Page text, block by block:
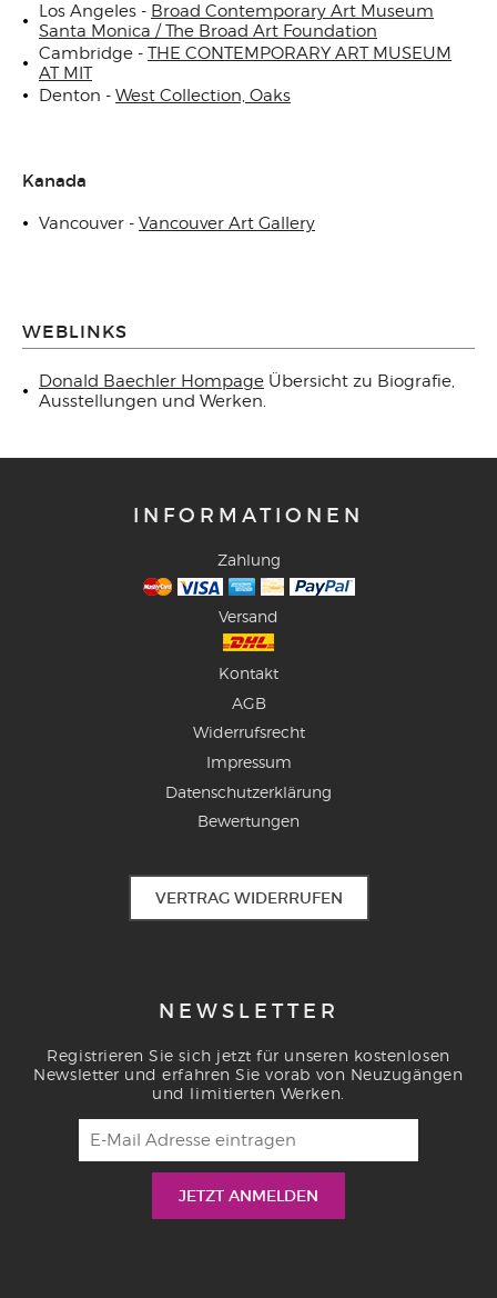
Los Angeles - Broad Contemporary Art Museum
Santa Monica / The Broad Art Foundation
Cambridge - THE CONTEMPORARY ART MUSEUM
AT MIT
Denton - West Collection, Oaks
Kanada
Vancouver - Vancouver Art Gallery
WEBLINKS
Donald Baechler Hompage Übersicht zu Biografie,
Ausstellungen und Werken.
INFORMATIONEN
Zahlung
Versand
Kontakt
AGB
Widerrufsrecht
Impressum
Datenschutzerklärung
Bewertungen
VERTRAG WIDERRUFEN
NEWSLETTER
Registrieren Sie sich jetzt für unseren kostenlosen
Newsletter und erfahren Sie vorab von Neuzugängen
und limitierten Werken.